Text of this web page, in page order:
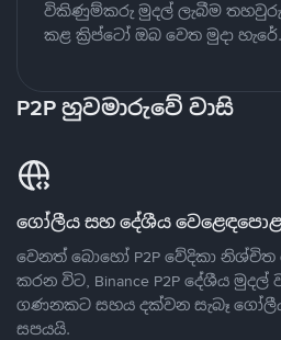
විකිණුම්කරු මුදල් ලැබීම තහවුරු
කළ ක්‍රිප්ටෝ ඔබ වෙත මුදා හැරේ.
P2P හුවමාරුවේ වාසි
ගෝලීය සහ දේශීය වෙළෙඳපොළ
වෙනත් බොහෝ P2P වේදිකා
කරන විට, Binance P2P දේශීය මුදල්
ගණනකට සහය දක්වන සැබෑ
සපයයි.